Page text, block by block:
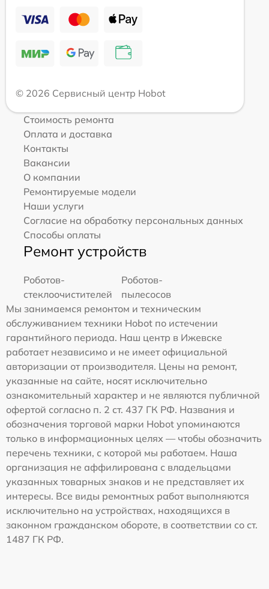
© 2026 Сервисный центр Hobot
Стоимость ремонта
Оплата и доставка
Контакты
Вакансии
О компании
Ремонтируемые модели
Наши услуги
Согласие на обработку персональных данных
Способы оплаты
Ремонт устройств
Роботов-
стеклоочистителей
Роботов-
пылесосов
Мы занимаемся ремонтом и техническим
обслуживанием техники Hobot по истечении
гарантийного периода. Наш центр в Ижевске
работает независимо и не имеет официальной
авторизации от производителя. Цены на ремонт,
указанные на сайте, носят исключительно
ознакомительный характер и не являются публичной
офертой согласно п. 2 ст. 437 ГК РФ. Названия и
обозначения торговой марки Hobot упоминаются
только в информационных целях — чтобы обозначить
перечень техники, с которой мы работаем. Наша
организация не аффилирована с владельцами
указанных товарных знаков и не представляет их
интересы. Все виды ремонтных работ выполняются
исключительно на устройствах, находящихся в
законном гражданском обороте, в соответствии со ст.
1487 ГК РФ.